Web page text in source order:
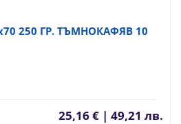
250 ГР. ТЪМНОКАФЯВ 10
25,16 € | 49,21 лв.